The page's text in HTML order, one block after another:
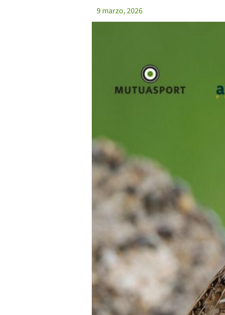
9 marzo, 2026